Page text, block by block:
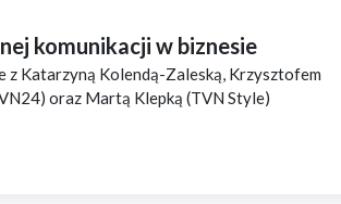
komunikacji w biznesie
z Katarzyną Kolendą-Zaleską, Krzysztofem
oraz Martą Klepką (TVN Style)